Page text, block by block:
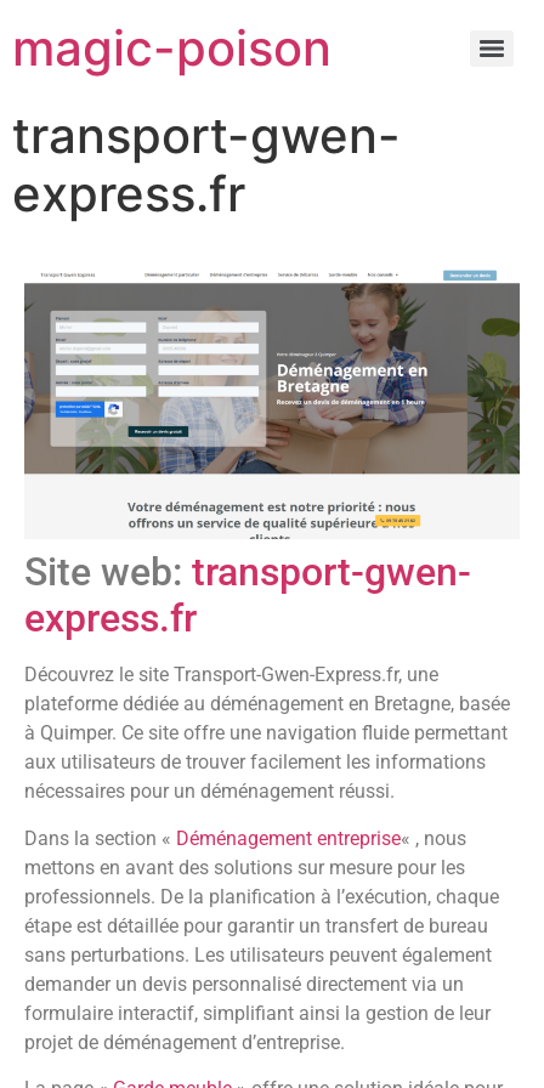
magic-poison
transport-gwen-
express.fr
Site web: transport-gwen-
express.fr
Découvrez le site Transport-Gwen-Express.fr, une
plateforme dédiée au déménagement en Bretagne, basée
à Quimper. Ce site offre une navigation fluide permettant
aux utilisateurs de trouver facilement les informations
nécessaires pour un déménagement réussi.
Dans la section « Déménagement entreprise« , nous
mettons en avant des solutions sur mesure pour les
professionnels. De la planification à l’exécution, chaque
étape est détaillée pour garantir un transfert de bureau
sans perturbations. Les utilisateurs peuvent également
demander un devis personnalisé directement via un
formulaire interactif, simplifiant ainsi la gestion de leur
projet de déménagement d’entreprise.